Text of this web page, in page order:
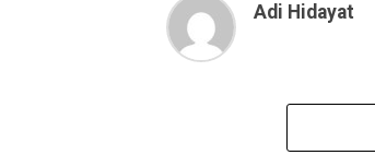
Adi Hidayat